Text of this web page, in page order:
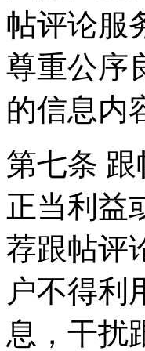
帖评论服
尊重公序
的信息内
第七条
正当利益
荐跟帖评
户不得利
息，干扰